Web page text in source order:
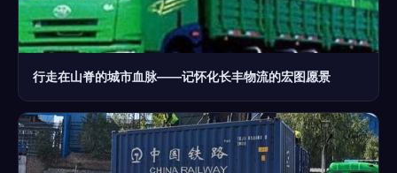
行走在山脊的城市血脉——记怀化长丰物流的宏图愿景